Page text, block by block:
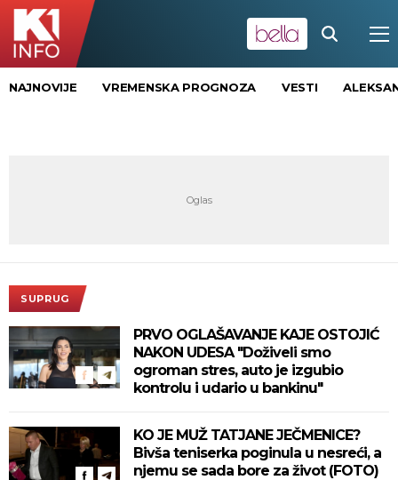
NAJNOVIJE VREMENSKA PROGNOZA VESTI
SUPRUG
PRVO OGLAŠAVANJE KAJE OSTOJIĆ
NAKON UDESA "Doživeli smo
ogroman stres, auto je izgubio
kontrolu i udario u bankinu"
KO JE MUŽ TATJANE JEČMENICE?
Bivša teniserka poginula u nesreći, a
njemu se sada bore za život (FOTO)